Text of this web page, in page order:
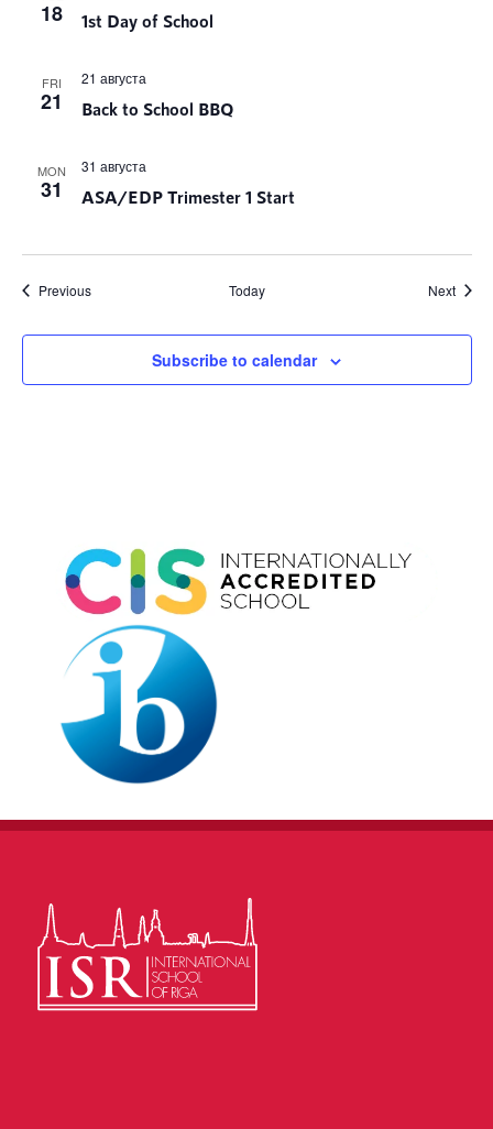
18 1st Day of School
FRI
21 Back to School BBQ
21 августа
MON
31 ASA/EDP Trimester 1 Start
31 августа
PreviousNotikumi Today Next
Subscribe to calendar